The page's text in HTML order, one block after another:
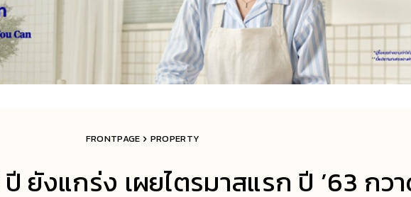
FRONTPAGE PROPERTY
ยังแกร่ง เผยไตรมาสแรก ปี ’63 กว